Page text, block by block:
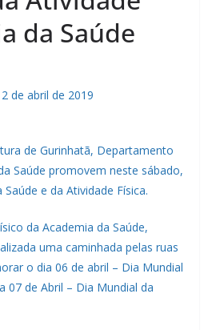
da Saúde
de abril de 2019
de Gurinhatã, Departamento
Saúde promovem neste sábado,
e da Atividade Física.
da Academia da Saúde,
uma caminhada pelas ruas
o dia 06 de abril – Dia Mundial
07 de Abril – Dia Mundial da